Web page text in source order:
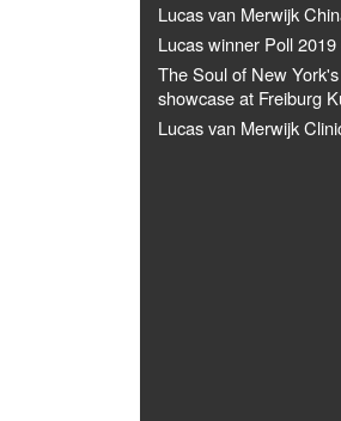
Lucas van Merwijk
Lucas winner Poll
The Soul of New
showcase at Freiburg
Lucas van Merwijk